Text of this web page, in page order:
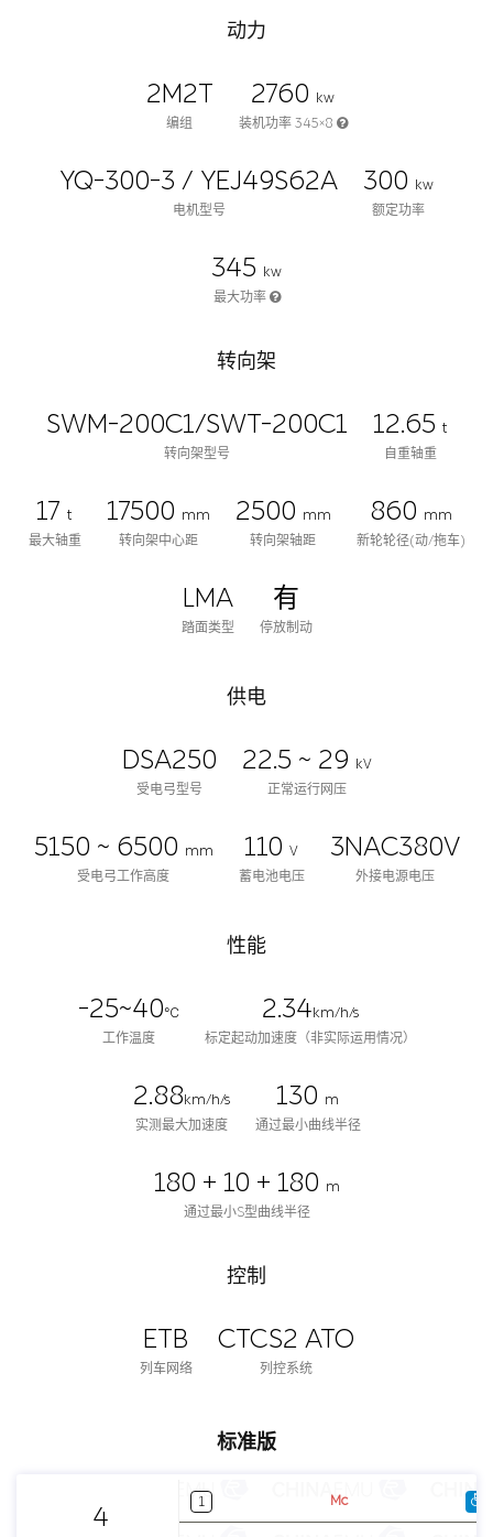
动力
2M2T
编组
2760
kw
装机功率 345×8
YQ-300-3 / YEJ49S62A
电机型号
300
kw
额定功率
345
kw
最大功率
转向架
SWM-200C1/SWT-200C1
转向架型号
12.65 t
自重轴重
17 t
最大轴重
17500 mm
转向架中心距
2500 mm
转向架轴距
860 mm
新轮轮径(动/拖车)
LMA
踏面类型
有
停放制动
供电
DSA250
受电弓型号
22.5 ~ 29
kV
正常运行网压
5150 ~ 6500 mm
受电弓工作高度
110 V
蓄电池电压
3NAC380V
外接电源电压
性能
-25~40℃
工作温度
2.34 km/h/s
标定起动加速度（非实际运用情况）
2.88 km/h/s
实测最大加速度
130 m
通过最小曲线半径
180 + 10 + 180 m
通过最小S型曲线半径
控制
ETB
列车网络
CTCS2 ATO
列控系统
标准版
4 1 Mc